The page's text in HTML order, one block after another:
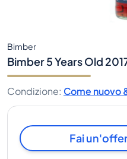
Bimber
Bimber 5 Years Old
Condizione: Come nuovo
Fai